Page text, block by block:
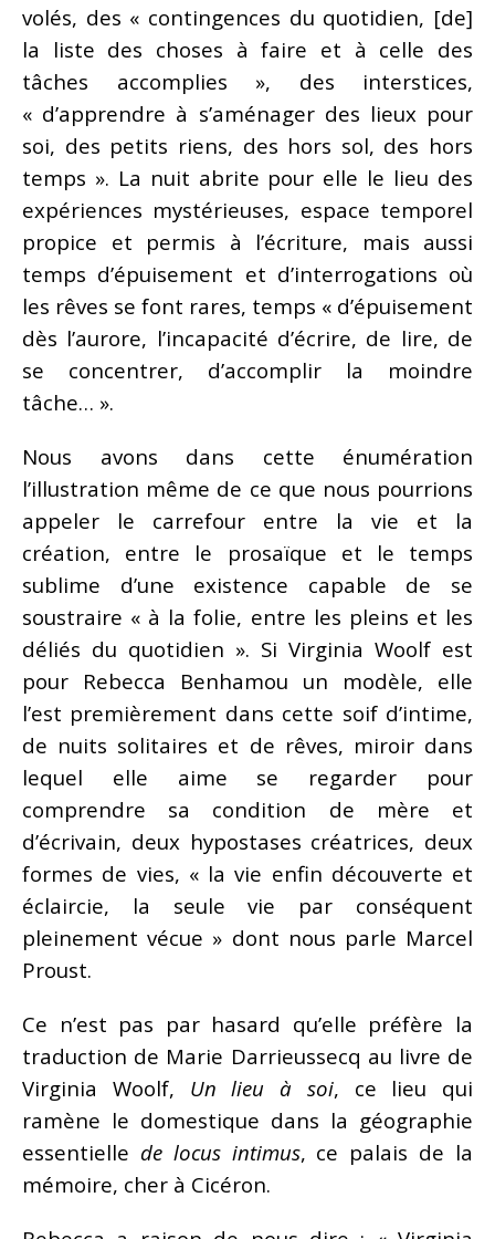
volés, des « contingences du quotidien, [de]
la liste des choses à faire et à celle des
tâches accomplies », des interstices,
« d’apprendre à s’aménager des lieux pour
soi, des petits riens, des hors sol, des hors
temps ». La nuit abrite pour elle le lieu des
expériences mystérieuses, espace temporel
propice et permis à l’écriture, mais aussi
temps d’épuisement et d’interrogations où
les rêves se font rares, temps « d’épuisement
dès l’aurore, l’incapacité d’écrire, de lire, de
se concentrer, d’accomplir la moindre
tâche… ».
Nous avons dans cette énumération
l’illustration même de ce que nous pourrions
appeler le carrefour entre la vie et la
création, entre le prosaïque et le temps
sublime d’une existence capable de se
soustraire « à la folie, entre les pleins et les
déliés du quotidien ». Si Virginia Woolf est
pour Rebecca Benhamou un modèle, elle
l’est premièrement dans cette soif d’intime,
de nuits solitaires et de rêves, miroir dans
lequel elle aime se regarder pour
comprendre sa condition de mère et
d’écrivain, deux hypostases créatrices, deux
formes de vies, « la vie enfin découverte et
éclaircie, la seule vie par conséquent
pleinement vécue » dont nous parle Marcel
Proust.
Ce n’est pas par hasard qu’elle préfère la
traduction de Marie Darrieussecq au livre de
Virginia Woolf, Un lieu à soi, ce lieu qui
ramène le domestique dans la géographie
essentielle de locus intimus, ce palais de la
mémoire, cher à Cicéron.